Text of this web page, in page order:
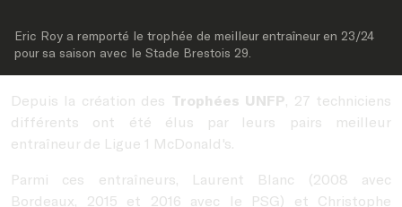
Eric Roy a remporté le trophée de meilleur entraîneur en 23/24
pour sa saison avec le Stade Brestois 29.
Depuis la création des Trophées UNFP, 27 techniciens
différents ont été élus par leurs pairs meilleur
entraîneur de Ligue 1 McDonald's.
Parmi ces entraîneurs, Laurent Blanc (2008 avec
Bordeaux, 2015 et 2016 avec le PSG) et Christophe